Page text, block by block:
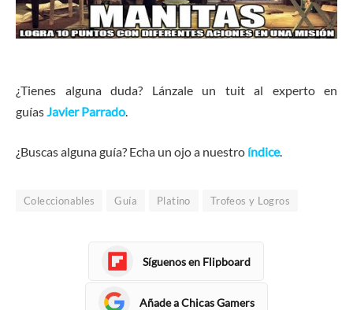
¿Tienes alguna duda? Lánzale un tuit al experto en
guías Javier Parrado
¿Buscas alguna guía? Echa un ojo a nuestro índice.
Coleccionables Guía Platino Trofeos y Logros
Síguenos en Flipboard
Añade a Chicas Gamers